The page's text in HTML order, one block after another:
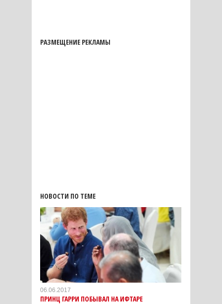
РАЗМЕЩЕНИЕ РЕКЛАМЫ
НОВОСТИ ПО ТЕМЕ
06.06.2017
ПРИНЦ ГАРРИ ПОБЫВАЛ НА ИФТАРЕ